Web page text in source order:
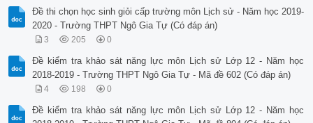
B. Chiến dịch Biên Giới thu – đông năm 1950.
C. Chiến dịch Bắc Tây Nguyên năm 1954.
D. Chiến dịch Điện Biên Phủ năm 1954.
Đề thi chọn học sinh giỏi cấp trường môn Lịch sử - Năm học 2019-
2020 - Trường THPT Ngô Gia Tự (Có đáp án)
3 205 0
Đề kiểm tra khảo sát năng lực môn Lịch sử Lớp 12 - Năm học
2018-2019 - Trường THPT Ngô Gia Tự - Mã đề 602 (Có đáp án)
4 198 0
Đề kiểm tra khảo sát năng lực môn Lịch sử Lớp 12 - Năm học